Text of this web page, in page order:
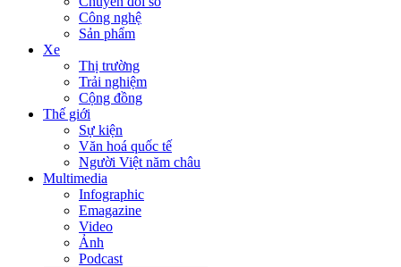
Công nghệ
Sản phẩm
Xe
Thị trường
Trải nghiệm
Cộng đồng
Thế giới
Sự kiện
Văn hoá quốc tế
Người Việt năm châu
Multimedia
Infographic
Emagazine
Video
Ảnh
Podcast